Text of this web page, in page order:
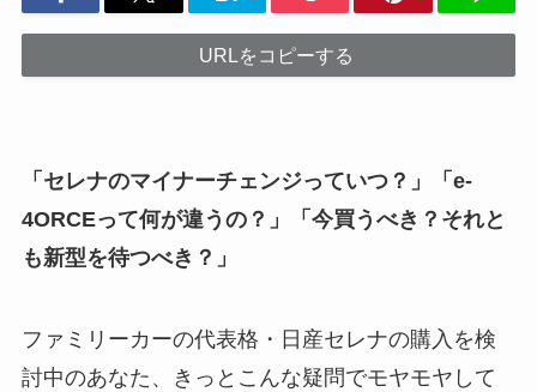
URLをコピーする
「セレナのマイナーチェンジっていつ？」「e-
4ORCEって何が違うの？」「今買うべき？それと
も新型を待つべき？」
ファミリーカーの代表格・日産セレナの購入を検
討中のあなた、きっとこんな疑問でモヤモヤして